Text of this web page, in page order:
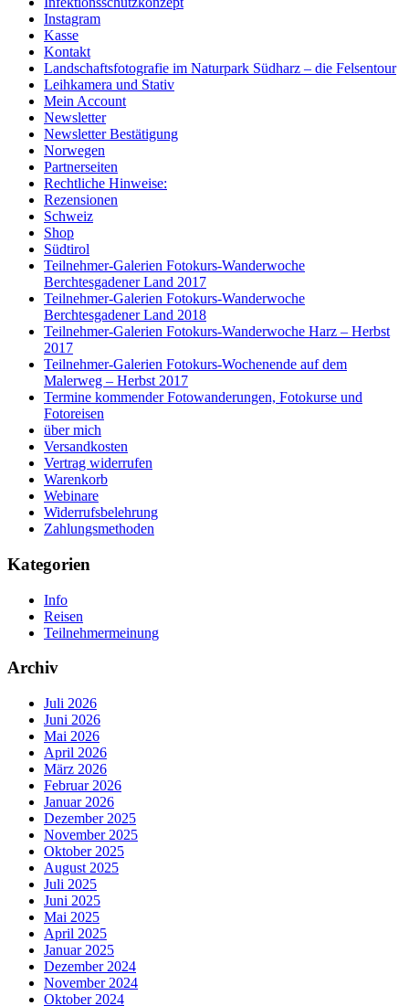
Instagram
Kasse
Kontakt
Landschaftsfotografie im Naturpark Südharz – die Felsentour
Leihkamera und Stativ
Mein Account
Newsletter
Newsletter Bestätigung
Norwegen
Partnerseiten
Rechtliche Hinweise:
Rezensionen
Schweiz
Shop
Südtirol
Teilnehmer-Galerien Fotokurs-Wanderwoche
Berchtesgadener Land 2017
Teilnehmer-Galerien Fotokurs-Wanderwoche
Berchtesgadener Land 2018
Teilnehmer-Galerien Fotokurs-Wanderwoche Harz – Herbst
2017
Teilnehmer-Galerien Fotokurs-Wochenende auf dem
Malerweg – Herbst 2017
Termine kommender Fotowanderungen, Fotokurse und
Fotoreisen
über mich
Versandkosten
Vertrag widerrufen
Warenkorb
Webinare
Widerrufsbelehrung
Zahlungsmethoden
Kategorien
Info
Reisen
Teilnehmermeinung
Archiv
Juli 2026
Juni 2026
Mai 2026
April 2026
März 2026
Februar 2026
Januar 2026
Dezember 2025
November 2025
Oktober 2025
August 2025
Juli 2025
Juni 2025
Mai 2025
April 2025
Januar 2025
Dezember 2024
November 2024
Oktober 2024